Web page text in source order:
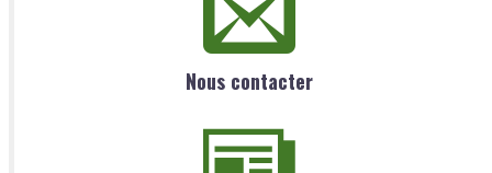
Nous contacter